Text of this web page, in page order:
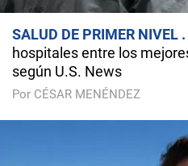
SALUD DE PRIMER NIVEL
hospitales entre los
según U.S. News
Por CÉSAR MENÉNDEZ